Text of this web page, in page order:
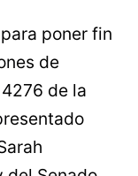
poner fin
de
de la